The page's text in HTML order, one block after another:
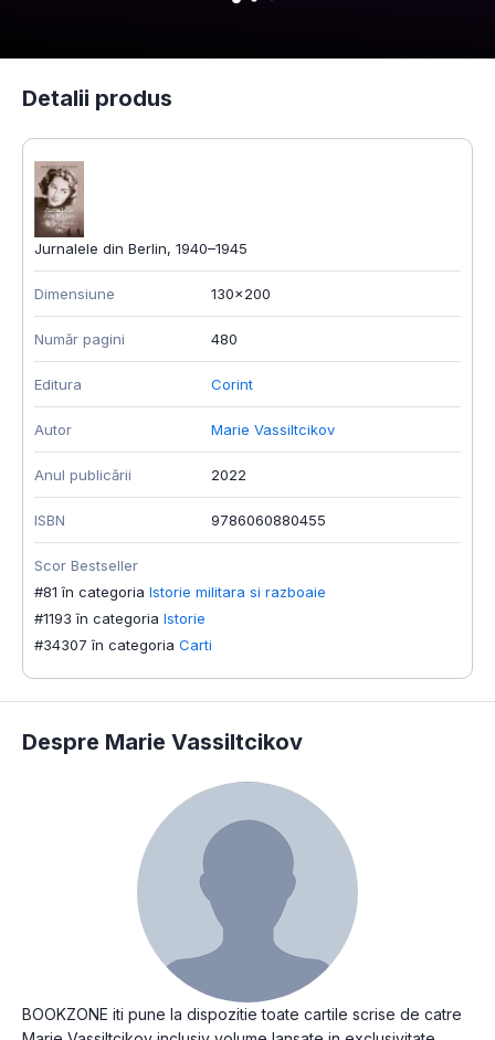
Detalii produs
Jurnalele din Berlin, 1940–1945
Dimensiune 130x200
Număr pagini 480
Editura Corint
Autor Marie Vassiltcikov
Anul publicării 2022
ISBN 9786060880455
Scor Bestseller
#81 în categoria Istorie militara si razboaie
#1193 în categoria Istorie
#34307 în categoria Carti
Despre Marie Vassiltcikov
BOOKZONE iti pune la dispozitie toate cartile scrise de catre